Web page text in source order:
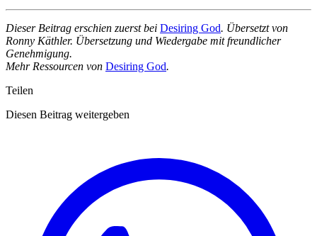
Dieser Beitrag erschien zuerst bei Desiring God. Übersetzt von
Ronny Käthler. Übersetzung und Wiedergabe mit freundlicher
Genehmigung.
Mehr Ressourcen von Desiring God.
Teilen
Diesen Beitrag weitergeben